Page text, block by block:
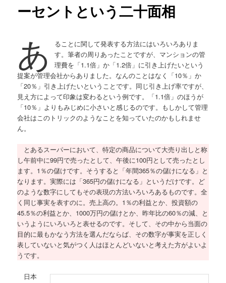
ーセントという二十面相
あ
ることに関して発表する方法にはいろいろありま
す。筆者の周りあったことですが、マンションの管
理費を「1.1倍」か「1.2倍」に引き上げたいという
提案が管理会社からありました。なんのことはなく「10％」か
「20％」引き上げたいということです。同じ引き上げ率ですが、
見え方によって印象は変わるという例です。「1.1倍」のほうが
「10％」よりもみじめに小さいと感じるのです。もしかして管理
会社はこのトリックのようなことを知っていたのかもしれませ
ん。
とあるスーパーにおいて、特定の商品について大売り出しと称
し午前中に99円で売ったとして、午後に100円として売ったとし
ます。1％の儲けです。そうすると「年間365％の儲けになる」と
なります。実際には「365円の儲けになる」というだけです。ど
のような数字にしてもその表現の方法いろいろあるものです。全
く同じ事実を表すのに。売上高の。1％の利益とか、投資額の
45.5％の利益とか、1000万円の儲けとか、昨年比の60％の減、と
いうようにいろいろと表せるのです。そして、その中から当面の
目的に最もかなう方法を選んだならば、その数字が事実を正しく
表していないと気がつく人はほとんどいないと考えた方がよいよ
うです。
日本